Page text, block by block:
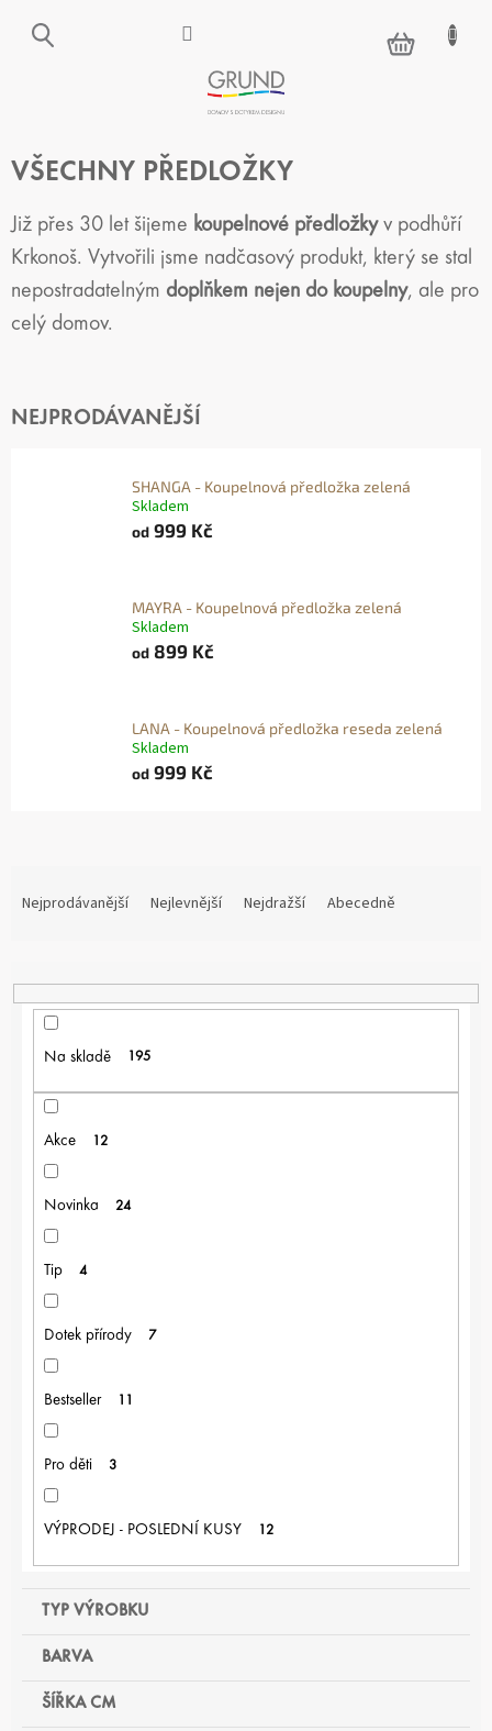
NÁKUPNÍ
KOŠÍK
VŠECHNY PŘEDLOŽKY
Již přes 30 let šijeme koupelnové předložkyv podhůří
Krkonoš. Vytvořili jsme nadčasový produkt, který se stal
nepostradatelným doplňkem nejen do koupelny, ale pro
celý domov.
NEJPRODÁVANĚJŠÍ
SHANGA - Koupelnová předložka zelená
Skladem
od 999 Kč
MAYRA - Koupelnová předložka zelená
Skladem
od 899 Kč
LANA - Koupelnová předložka reseda zelená
Skladem
od 999 Kč
A
Í
Nejprodávanější Nejlevnější Nejdražší Abecedně
Na skladě 195
Akce 12
Novinka 24
Tip 4
Dotek přírody 7
Bestseller
Pro děti 3
VÝPRODEJ - POSLEDNÍ KUSY 12
BARVA
ŠÍŘKA CM
TYP VÝROBKU